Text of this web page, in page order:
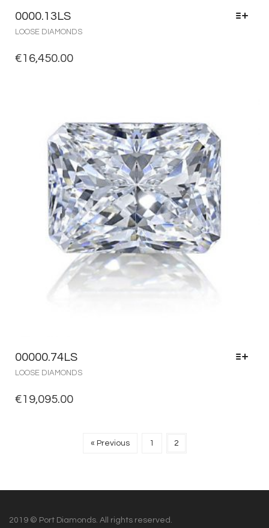
0000.13LS
LOOSE DIAMONDS
€16,450.00
00000.74LS
LOOSE DIAMONDS
€19,095.00
« Previous 1 2
2019 © Port Diamonds. All rights reserved.